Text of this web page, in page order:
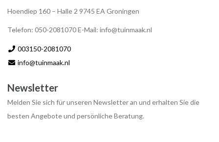
Hoendiep 160 – Halle 2 9745 EA Groningen
Telefon: 050-2081070 E-Mail: info@tuinmaak.nl
003150-2081070
info@tuinmaak.nl
Newsletter
Melden Sie sich für unseren Newsletter an und erhalten Sie die
besten Angebote und persönliche Beratung.